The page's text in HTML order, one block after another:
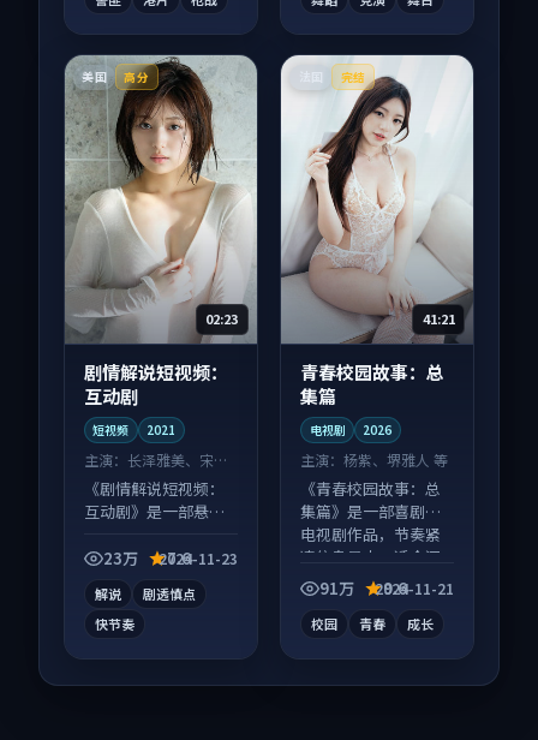
美国 高分
02:23
剧情解说短视频：
互动剧
短视频 2021
主演： 长泽雅美、宋慧
乔 等
《剧情解说短视频：
互动剧》是一部悬疑
关系层层推进，尾声
23万 7.6
2024-11-23
解说
剧透慎点
快节奏
完结
41:21
青春校园故事：总
集篇
电视剧 2026
主演：杨紫、堺雅人 等
《青春校园故事：总
集篇》是一部喜剧向
电视剧作品，节奏紧
凑信息量大，适合沉
浸式追看。
91万 9.6
2024-11-21
校园 青春 成长